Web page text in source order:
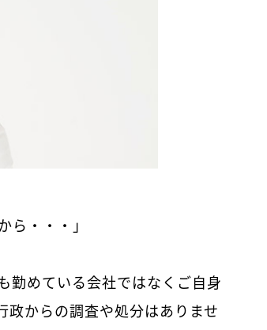
ら・・・」
勤めている会社ではなくご自身
政からの調査や処分はありませ